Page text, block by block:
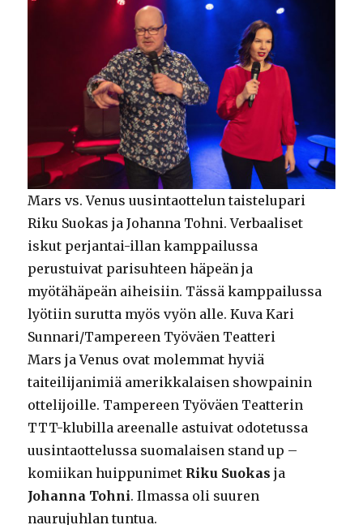
Mars vs. Venus uusintaottelun taistelupari
Riku Suokas ja Johanna Tohni. Verbaaliset
iskut perjantai-illan kamppailussa
perustuivat parisuhteen häpeän ja
myötähäpeän aiheisiin. Tässä kamppailussa
lyötiin surutta myös vyön alle. Kuva Kari
Sunnari/Tampereen Työväen Teatteri
Mars ja Venus ovat molemmat hyviä
taiteilijanimiä amerikkalaisen showpainin
ottelijoille. Tampereen Työväen Teatterin
TTT-klubilla areenalle astuivat odotetussa
uusintaottelussa suomalaisen stand up –
komiikan huippunimet Riku Suokasja
Johanna Tohni. Ilmassa oli suuren
naurujuhlan tuntua.